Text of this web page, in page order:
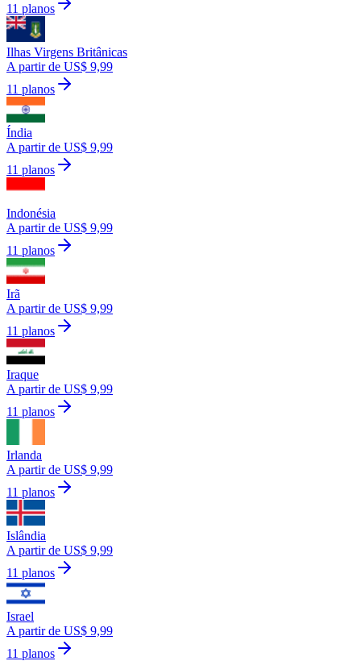
11 planos
Ilhas Virgens Britânicas
A partir de US$ 9,99
11 planos
Índia
A partir de US$ 9,99
11 planos
Indonésia
A partir de US$ 9,99
11 planos
Irã
A partir de US$ 9,99
11 planos
Iraque
A partir de US$ 9,99
11 planos
Irlanda
A partir de US$ 9,99
11 planos
Islândia
A partir de US$ 9,99
11 planos
Israel
A partir de US$ 9,99
11 planos